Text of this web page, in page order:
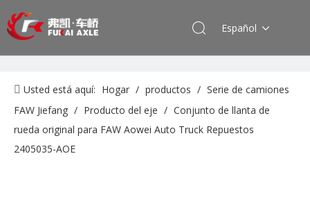
Español
Usted está aquí: Hogar / productos / Serie de camiones
FAW Jiefang / Producto del eje / Conjunto de llanta de
rueda original para FAW Aowei Auto Truck Repuestos
2405035-AOE